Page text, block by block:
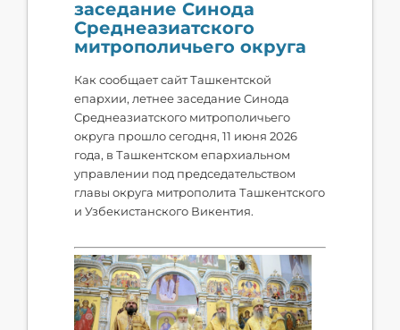
заседание Синода
Среднеазиатского
митрополичьего округа
Как сообщает сайт Ташкентской
епархии, летнее заседание Синода
Среднеазиатского митрополичьего
округа прошло сегодня, 11 июня 2026
года, в Ташкентском епархиальном
управлении под председательством
главы округа митрополита Ташкентского
и Узбекистанского Викентия.